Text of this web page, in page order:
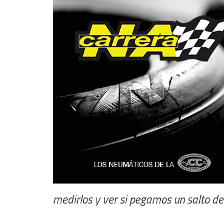
medirlos y ver si pegamos un salto